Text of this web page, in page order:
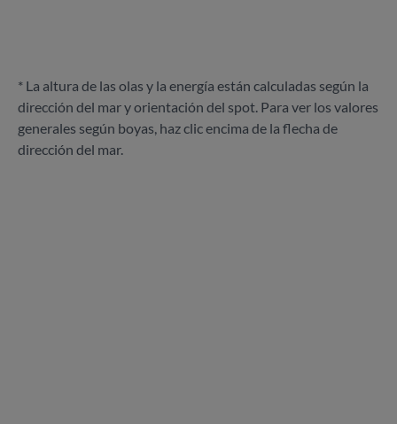
* La altura de las olas y la energía están calculadas según la
dirección del mar y orientación del spot. Para ver los valores
generales según boyas, haz clic encima de la flecha de
dirección del mar.